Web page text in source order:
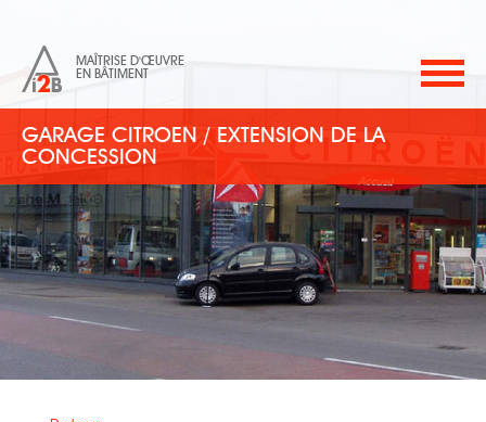
MAÎTRISE D'ŒUVRE
EN BÂTIMENT
GARAGE CITROEN / EXTENSION DE LA
CONCESSION